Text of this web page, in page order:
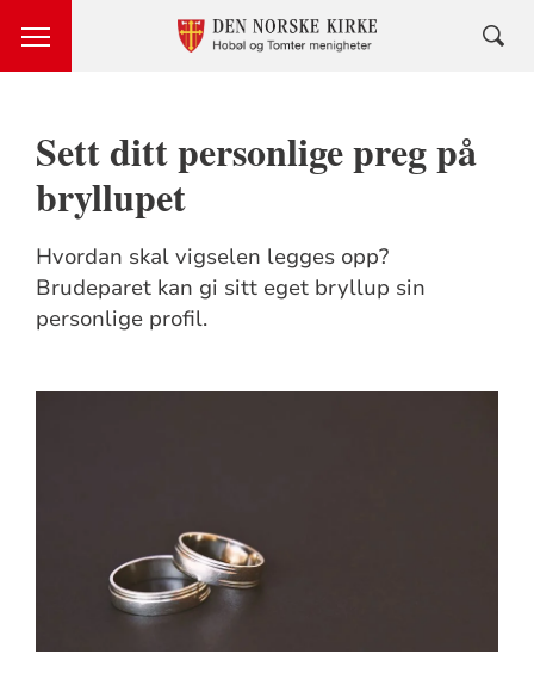
Sett ditt personlige preg på
bryllupet
Hvordan skal vigselen legges opp?
Brudeparet kan gi sitt eget bryllup sin
personlige profil.